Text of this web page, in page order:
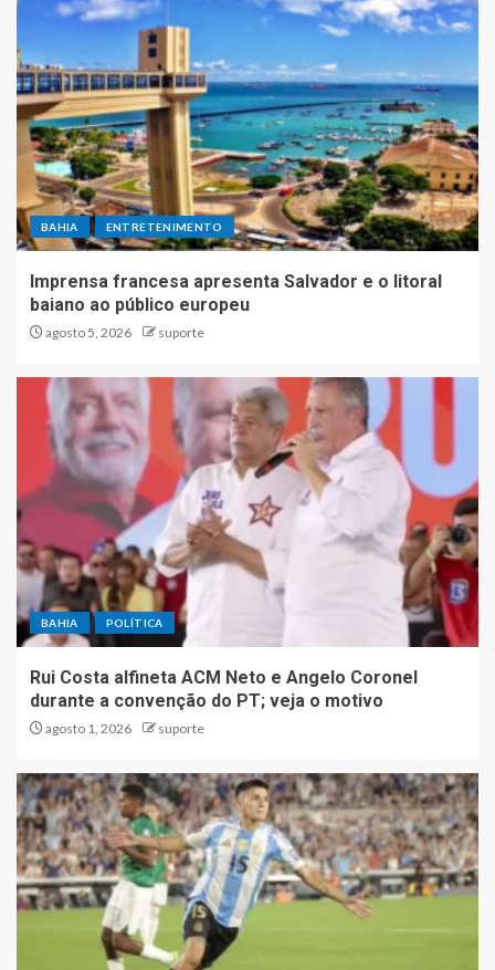
BAHIA ENTRETENIMENTO
Imprensa francesa apresenta Salvador e o litoral
baiano ao público europeu
agosto 5, 2026 suporte
BAHIA POLÍTICA
Rui Costa alfineta ACM Neto e Angelo Coronel
durante a convenção do PT; veja o motivo
agosto 1, 2026 suporte